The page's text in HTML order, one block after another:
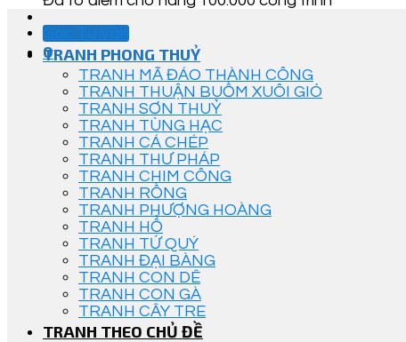
Góc Tư Vấn
0
TRANH PHONG THUỶ
TRANH MÃ ĐÁO THÀNH CÔNG
TRANH THUẬN BUỒM XUÔI GIÓ
TRANH SƠN THUỶ
TRANH TÙNG HẠC
TRANH CÁ CHÉP
TRANH THƯ PHÁP
TRANH CHIM CÔNG
TRANH RỒNG
TRANH PHƯỢNG HOÀNG
TRANH HỔ
TRANH TỨ QUÝ
TRANH ĐẠI BÀNG
TRANH CON DÊ
TRANH CON GÀ
TRANH CÂY TRE
TRANH THEO CHỦ ĐỀ